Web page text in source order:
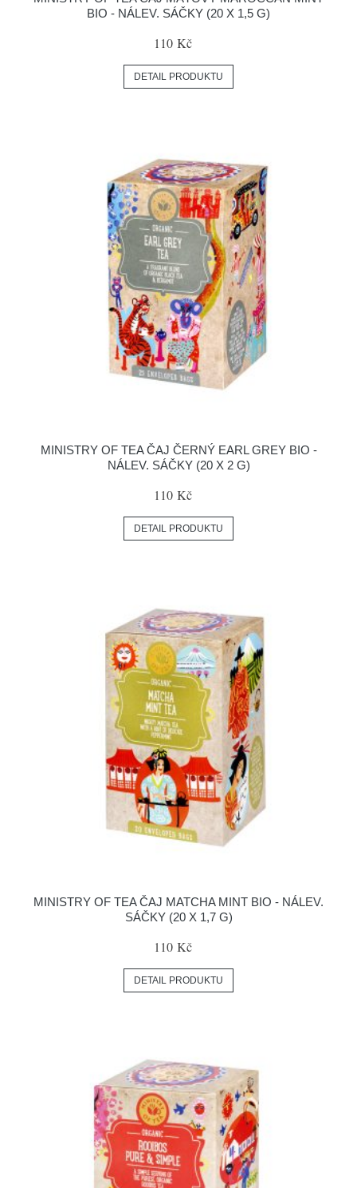
BIO - NÁLEV. SÁČKY (20 X 1,5 G)
110 Kč
DETAIL PRODUKTU
MINISTRY OF TEA ČAJ ČERNÝ EARL GREY BIO -
NÁLEV. SÁČKY (20 X 2 G)
110 Kč
DETAIL PRODUKTU
MINISTRY OF TEA ČAJ MATCHA MINT BIO - NÁLEV.
SÁČKY (20 X 1,7 G)
110 Kč
DETAIL PRODUKTU